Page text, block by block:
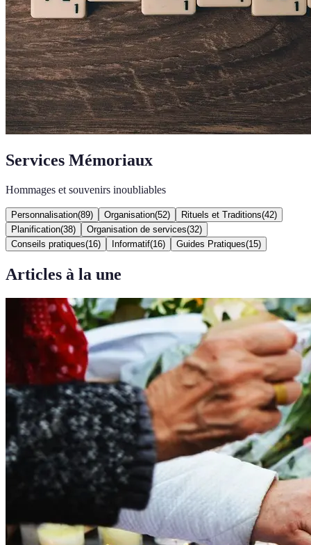
Services Mémoriaux
Hommages et souvenirs inoubliables
Personnalisation(89) Organisation(52) Rituels et Traditions(42)
Planification(38) Organisation de services(32)
Conseils pratiques(16) Informatif(16) Guides Pratiques(15)
Articles à la une